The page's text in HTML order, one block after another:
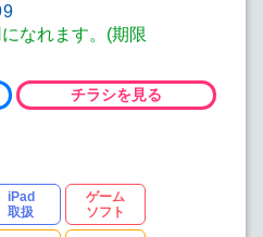
なれます。(期限
チラシを見る
iPad
取扱
ゲーム
ソフト